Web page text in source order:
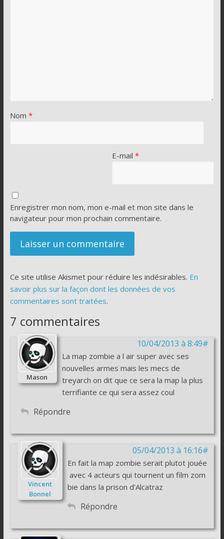
Nom *
E-mail *
Enregistrer mon nom, mon e-mail et mon site dans le
navigateur pour mon prochain commentaire.
Ce site utilise Akismet pour réduire les indésirables. En
savoir plus sur la façon dont les données de vos
commentaires sont traitées.
7 commentaires
10/04/2013 à 8:49#
Mason
La map zombie a l air super avec ses
nouvelles armes mais les mecs de
treyarch on dit que ce sera la map la plus
terrifiante ce qui sera assez coul
Répondre
05/04/2013 à 16:16#
Vincent
Bonnel
En fait la map zombie serait plutot jouée
avec 4 acteurs qui tournent un film zom
bie dans la prison d’Alcatraz
Répondre